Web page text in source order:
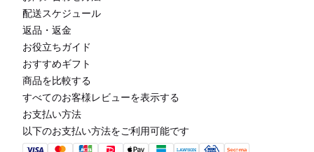
配送スケジュール
返品・返金
お役立ちガイド
おすすめギフト
商品を比較する
すべてのお客様レビューを表示する
お支払い方法
以下のお支払い方法をご利用可能です